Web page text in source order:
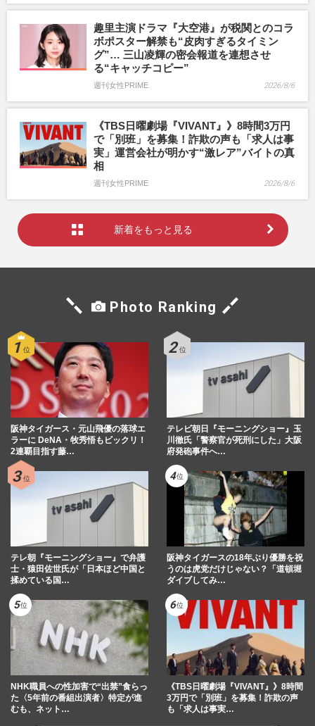
趣里主演ドラマ『大空港』が税関とのコラ
ボポスター解禁も“皮肉すぎるタイミン
グ”… 三山凌輝の密会報道を連想させ
る“キャッチコピー”
週刊女性PRIME 2026/8/6
《TBS日曜劇場『VIVANT』》8時間3万円
で「別班」を募集！詐欺の声も「求人は事
実」運営会社が明かす“激レア”バイトの真
相
週刊女性PRIME 2026/8/6
新着をもっと見る
Photo Ranking
阪神タイガース・元山飛優の落球エ
ラーに DeNA・牧秀悟もビックリ！
2連覇目指す藤…
テレビ朝日『モーニングショー』玉
川徹氏「警察官が死刑にした」大阪
府発砲事件へ…
テレ朝『モーニングショー』で弁護
士・猿田佐世氏が「日本ほど中国と
揉めている国…
阪神タイガースの18年ぶり優勝を祝
うのは虎党だけじゃない？「道頓堀
ダイブしてみ…
NHK職員への性加害で“出禁”食らっ
た〈5年前の番組出演者〉特定が進
むも、ネット…
《TBS日曜劇場『VIVANT』》8時間
3万円で「別班」を募集！詐欺の声
も「求人は事実…